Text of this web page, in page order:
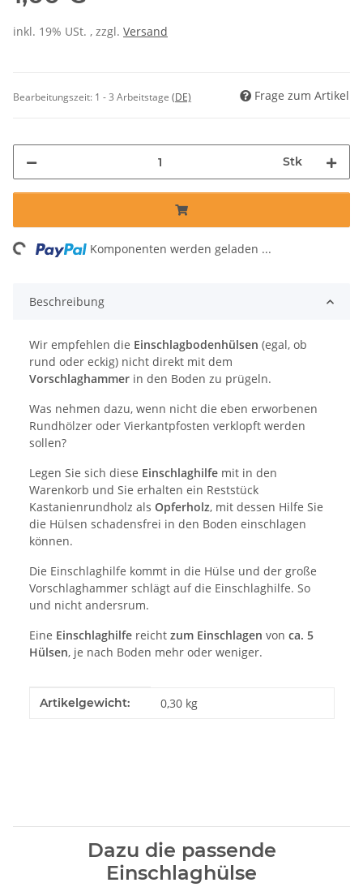
inkl. 19% USt. , zzgl. Versand
Bearbeitungszeit: 1 - 3 Arbeitstage (DE) Frage zum Artikel
Stk
Komponenten werden geladen ...
Beschreibung
Wir empfehlen die Einschlagbodenhülsen (egal, ob
rund oder eckig) nicht direkt mit dem
Vorschlaghammer in den Boden zu prügeln.
Was nehmen dazu, wenn nicht die eben erworbenen
Rundhölzer oder Vierkantpfosten verklopft werden
sollen?
Legen Sie sich diese Einschlaghilfe mit in den
Warenkorb und Sie erhalten ein Reststück
Kastanienrundholz als Opferholz, mit dessen Hilfe Sie
die Hülsen schadensfrei in den Boden einschlagen
können.
Die Einschlaghilfe kommt in die Hülse und der große
Vorschlaghammer schlägt auf die Einschlaghilfe. So
und nicht andersrum.
Eine Einschlaghilfe reicht zum Einschlagen von ca. 5
Hülsen, je nach Boden mehr oder weniger.
Produkteigenschaft
Wert
Artikelgewicht: 0,30 kg
Dazu die passende
Einschlaghülse